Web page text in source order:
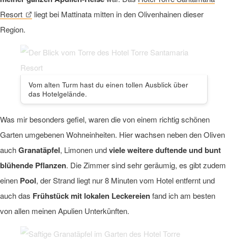
Resort
liegt bei Mattinata mitten in den Olivenhainen dieser
Region.
Vom alten Turm hast du einen tollen Ausblick über
das Hotelgelände.
Was mir besonders gefiel, waren die von einem richtig schönen
Garten umgebenen Wohneinheiten. Hier wachsen neben den Oliven
auchGranatäpfel, Limonen undviele weitere duftende und bunt
blühende Pflanzen. Die Zimmer sind sehr geräumig, es gibt zudem
einen Pool, der Strand liegt nur 8 Minuten vom Hotel entfernt und
auch das Frühstück mit lokalen Leckereienfand ich am besten
von allen meinen Apulien Unterkünften.